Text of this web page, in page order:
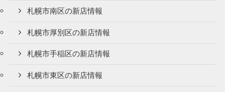
札幌市南区の新店情報
札幌市厚別区の新店情報
札幌市手稲区の新店情報
札幌市東区の新店情報